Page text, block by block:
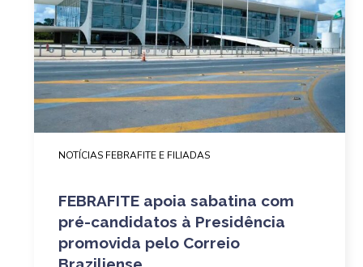
NOTÍCIAS FEBRAFITE E FILIADAS
FEBRAFITE apoia sabatina com
pré-candidatos à Presidência
promovida pelo Correio